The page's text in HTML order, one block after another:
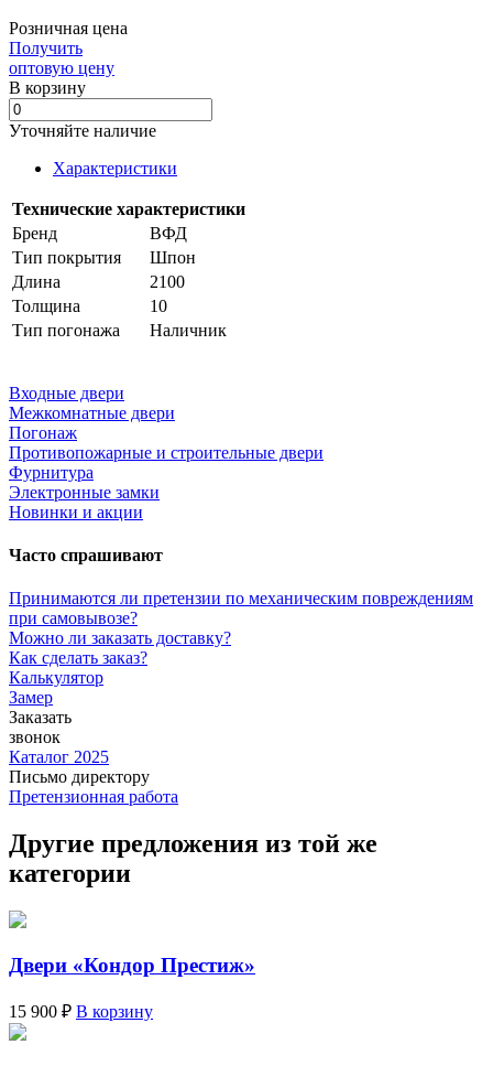
Розничная цена
Получить
оптовую цену
В корзинy
Уточняйте наличие
Характеристики
Технические характеристики
Бренд
ВФД
Тип покрытия
Шпон
Длина
2100
Толщина
10
Тип погонажа
Наличник
Входные двери
Межкомнатные двери
Погонаж
Противопожарные и строительные двери
Фурнитура
Электронные замки
Новинки и акции
Часто спрашивают
Принимаются ли претензии по механическим повреждениям
при самовывозе?
Можно ли заказать доставку?
Как сделать заказ?
Калькулятор
Замер
Заказать
звонок
Каталог 2025
Письмо директору
Претензионная работа
Другие предложения из той же
категории
Двери «Кондор Престиж»
15 900 ₽ В корзину